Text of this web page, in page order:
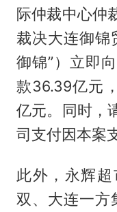
际仲裁中心仲
裁决大连御锦
御锦”）立即
款36.39亿元
亿元。同时，
司支付因本案
此外，永辉
双、大连一方